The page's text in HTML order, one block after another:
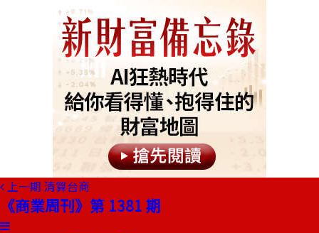
上一期 清算台商
《商業周刊》第 1381 期